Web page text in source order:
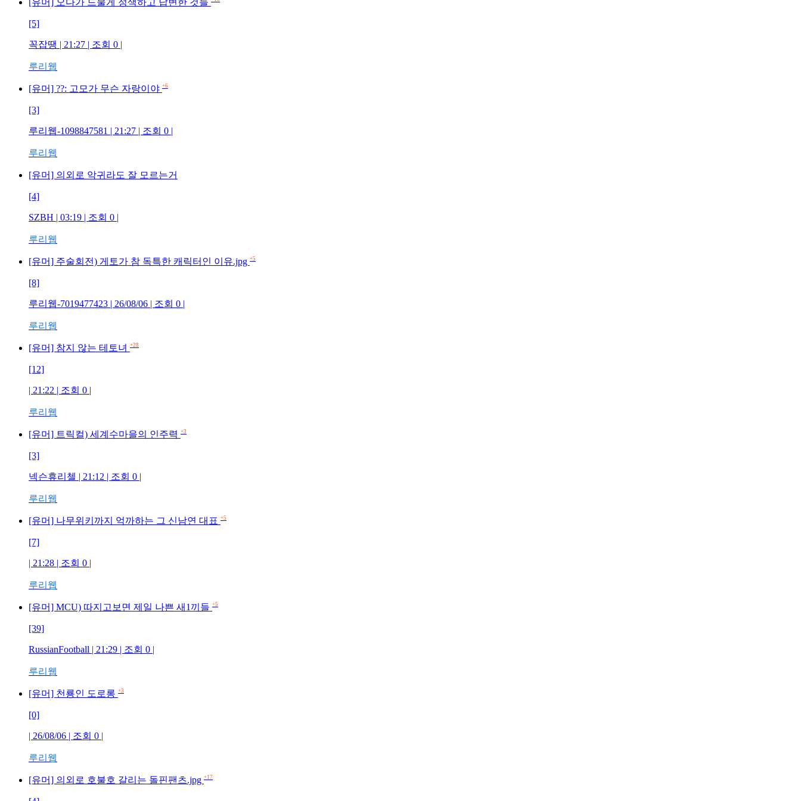
[5]
꼭잡땡 | 21:27 | 조회 0 |
루리웹
[유머] ??: 고모가 무슨 자랑이야 +6
[3]
루리웹-1098847581 | 21:27 | 조회 0 |
루리웹
[유머] 의외로 악귀라도 잘 모르는거
[4]
SZBH | 03:19 | 조회 0 |
루리웹
[유머] 주술회전) 게토가 참 독특한 캐릭터인 이유.jpg +5
[8]
루리웹-7019477423 | 26/08/06 | 조회 0 |
루리웹
[유머] 참지 않는 테토녀 +28
[12]
| 21:22 | 조회 0 |
루리웹
[유머] 트릭컬) 세계수마을의 인주력 +3
[3]
넥슨휴리첼 | 21:12 | 조회 0 |
루리웹
[유머] 나무위키까지 억까하는 그 신남연 대표 +5
[7]
| 21:28 | 조회 0 |
루리웹
[유머] MCU) 따지고보면 제일 나쁜 새1끼들 +5
[39]
RussianFootball | 21:29 | 조회 0 |
루리웹
[유머] 천룡인 도로롱 +3
[0]
| 26/08/06 | 조회 0 |
루리웹
[유머] 의외로 호불호 갈리는 돌핀팬츠.jpg +17